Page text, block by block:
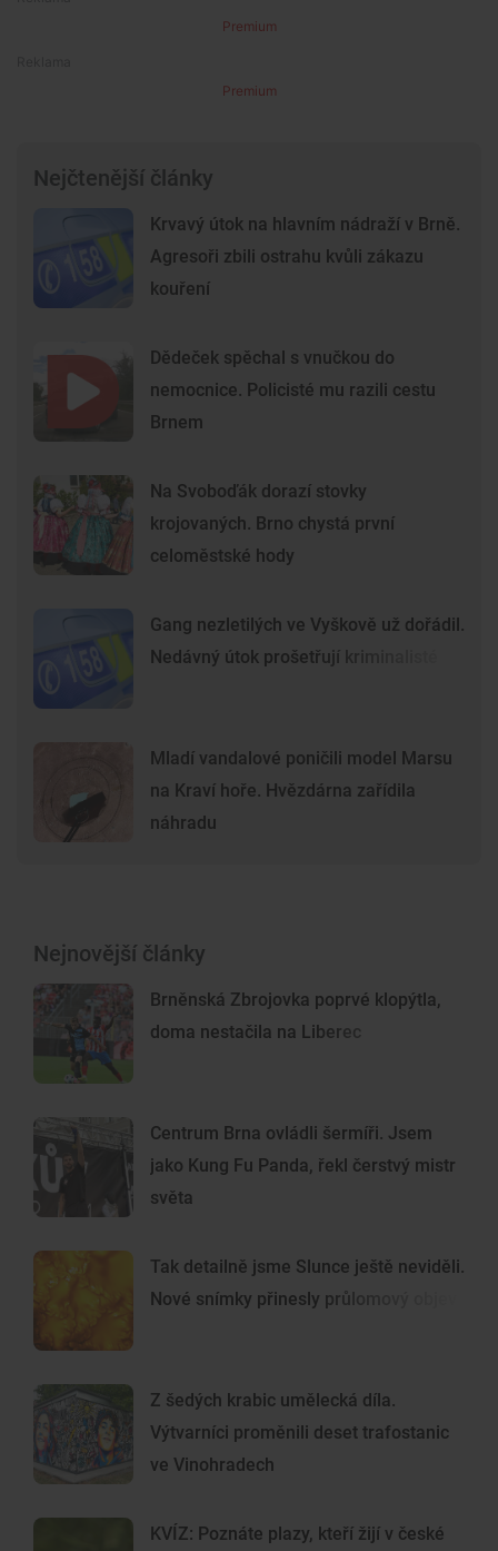
Premium
Premium
Nejčtenější články
Krvavý útok na hlavním nádraží v Brně.
Agresoři zbili ostrahu kvůli zákazu
kouření
Dědeček spěchal s vnučkou do
nemocnice. Policisté mu razili cestu
Brnem
Na Svoboďák dorazí stovky
krojovaných. Brno chystá první
celoměstské hody
Gang nezletilých ve Vyškově už dořádil.
Nedávný útok prošetřují kriminalisté
Mladí vandalové poničili model Marsu
na Kraví hoře. Hvězdárna zařídila
náhradu
Nejnovější články
Brněnská Zbrojovka poprvé klopýtla,
doma nestačila na Liberec
Centrum Brna ovládli šermíři. Jsem
jako Kung Fu Panda, řekl čerstvý mistr
světa
Tak detailně jsme Slunce ještě neviděli.
Nové snímky přinesly průlomový objev
Z šedých krabic umělecká díla.
Výtvarníci proměnili deset trafostanic
ve Vinohradech
KVÍZ: Poznáte plazy, kteří žijí v české